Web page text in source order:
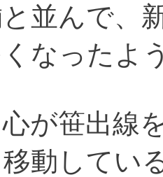
並んで、
なったよ
が笹出線
動してい